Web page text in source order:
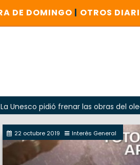
DE DOMINGO | OTROS
frenar las obras del oleoducto
22 octubre 2019 Interés General